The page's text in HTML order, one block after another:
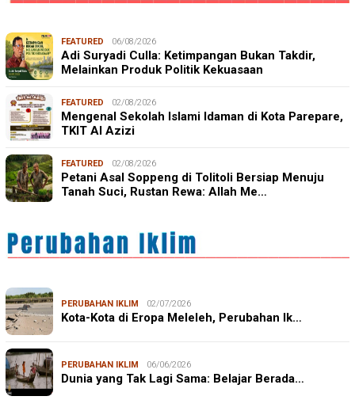
FEATURED 06/08/2026
Adi Suryadi Culla: Ketimpangan Bukan Takdir,
Melainkan Produk Politik Kekuasaan
FEATURED 02/08/2026
Mengenal Sekolah Islami Idaman di Kota Parepare,
TKIT Al Azizi
FEATURED 02/08/2026
Petani Asal Soppeng di Tolitoli Bersiap Menuju
Tanah Suci, Rustan Rewa: Allah Me…
PERUBAHAN IKLIM 02/07/2026
Kota-Kota di Eropa Meleleh, Perubahan Ik…
PERUBAHAN IKLIM 06/06/2026
Dunia yang Tak Lagi Sama: Belajar Berada…